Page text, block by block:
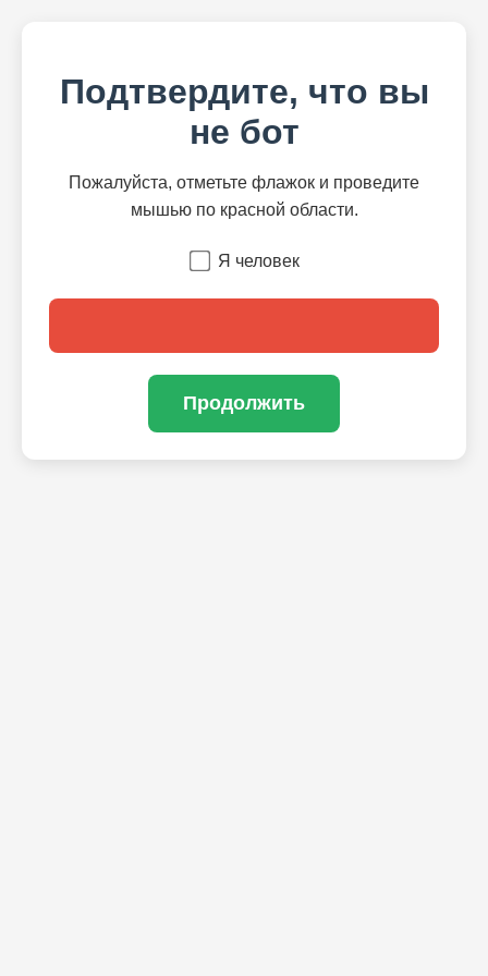
Подтвердите, что вы
не бот
Пожалуйста, отметьте флажок и проведите
мышью по красной области.
Я человек
Продолжить